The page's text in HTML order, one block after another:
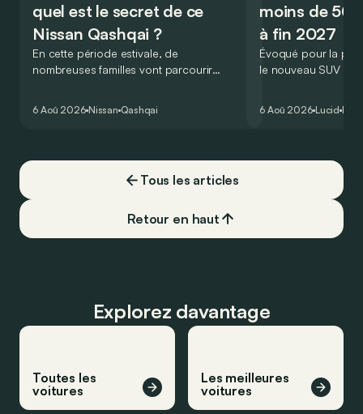
quel est le secret de ce
Nissan Qashqai ?
En cette période estivale, de
nombreuses familles vont parcourir
Qashqai e-Power, il serait possible de
6 Aoû 2026 Nissan Qashqai
moins de
à fin 2027
Évoqué pour la
le nouveau SUV
l’année 2026.
6 Aoû 2026 Lucid
Tous les articles
Retour en haut
Explorez davantage
Toutes les
voitures
Les meilleures
voitures